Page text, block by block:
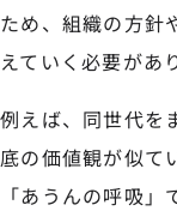
ため、組織の方針
えていく必要があ
例えば、同世代を
底の価値観が似て
「あうんの呼吸